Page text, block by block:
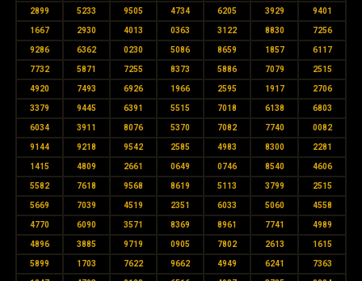
2899 5233 9505 4734 6205 3929 9401
1667 2930 4013 0363 3122 8830 7256
9286 6362 0230 5086 8659 1857 6117
7732 5871 7255 8373 5886 7079 2515
4920 7493 6926 1966 2595 1917 2706
3379 9445 6391 5515 7018 6138 6803
6034 3911 8076 5370 7082 7740 0082
9144 9218 9542 2585 4983 8300 2281
1415 4809 2661 0649 0746 8540 4606
5582 7618 9568 8619 5113 3799 2515
5669 7039 4519 2351 6033 5060 4558
4770 6090 3571 8369 8961 7741 4989
4896 3885 9719 0905 7802 2613 1615
5899 1703 7622 9662 4949 6241 7363